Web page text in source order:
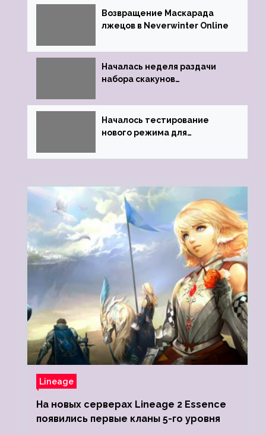
Возвращение Маскарада
лжецов в Neverwinter Online
Началась неделя раздачи
набора скакунов
Началось тестирование
нового режима для
online
Lineage
На новых серверах Lineage 2 Essence
появились первые кланы 5-го уровня